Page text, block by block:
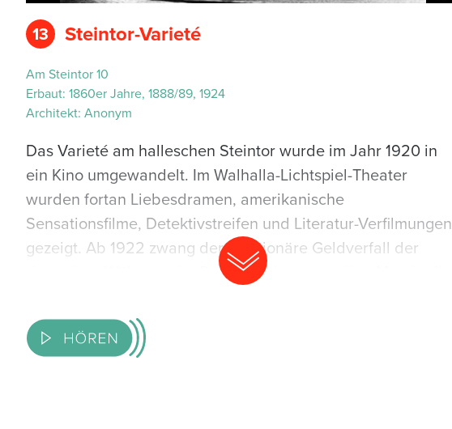
13 Steintor-Varieté
Am Steintor 10
Erbaut: 1860er Jahre, 1888/89, 1924
Architekt: Anonym
Das Varieté am halleschen Steintor wurde im Jahr 1920 in
ein Kino umgewandelt. Im Walhalla-Lichtspiel-Theater
wurden fortan Liebesdramen, amerikanische
Sensationsfilme, Detektivstreifen und Literatur-Verfilmungen
gezeigt. Ab 1922 zwang der inflationäre Geldverfall der
deutschen Währung die Direktion dazu, mit allen Mitteln die
wurden ins Programm einbezogen, um mehr Publikum
anzulocken. Fortan bestimmten im Wechsel Varieté,